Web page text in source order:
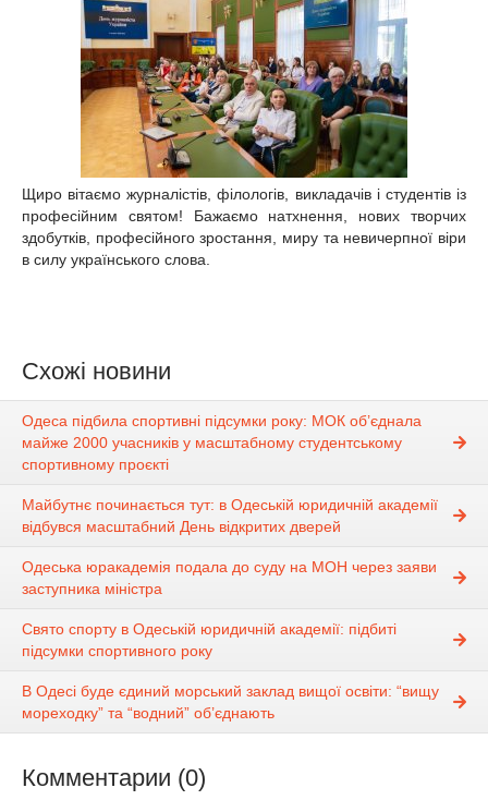
Щиро вітаємо журналістів, філологів, викладачів і студентів із
професійним святом! Бажаємо натхнення, нових творчих
здобутків, професійного зростання, миру та невичерпної віри
в силу українського слова.
Схожі новини
Одеса підбила спортивні підсумки року: МОК об’єднала
майже 2000 учасників у масштабному студентському
спортивному проєкті
Майбутнє починається тут: в Одеській юридичній академії
відбувся масштабний День відкритих дверей
Одеська юракадемія подала до суду на МОН через заяви
заступника міністра
Свято спорту в Одеській юридичній академії: підбиті
підсумки спортивного року
В Одесі буде єдиний морський заклад вищої освіти: “вищу
мореходку” та “водний” об’єднають
Комментарии (0)